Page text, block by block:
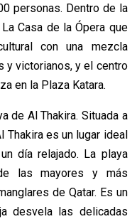
personas. Dentro de la
Casa de la Ópera que
con una mezcla
y victorianos, y el centro
en la Plaza Katara.
de Al Thakira. Situada a
Thakira es un lugar ideal
día relajado. La playa
las mayores y más
de Qatar. Es un
desvela las delicadas